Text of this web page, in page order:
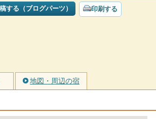
する（ブログパーツ） 印刷する
地図・周辺の宿